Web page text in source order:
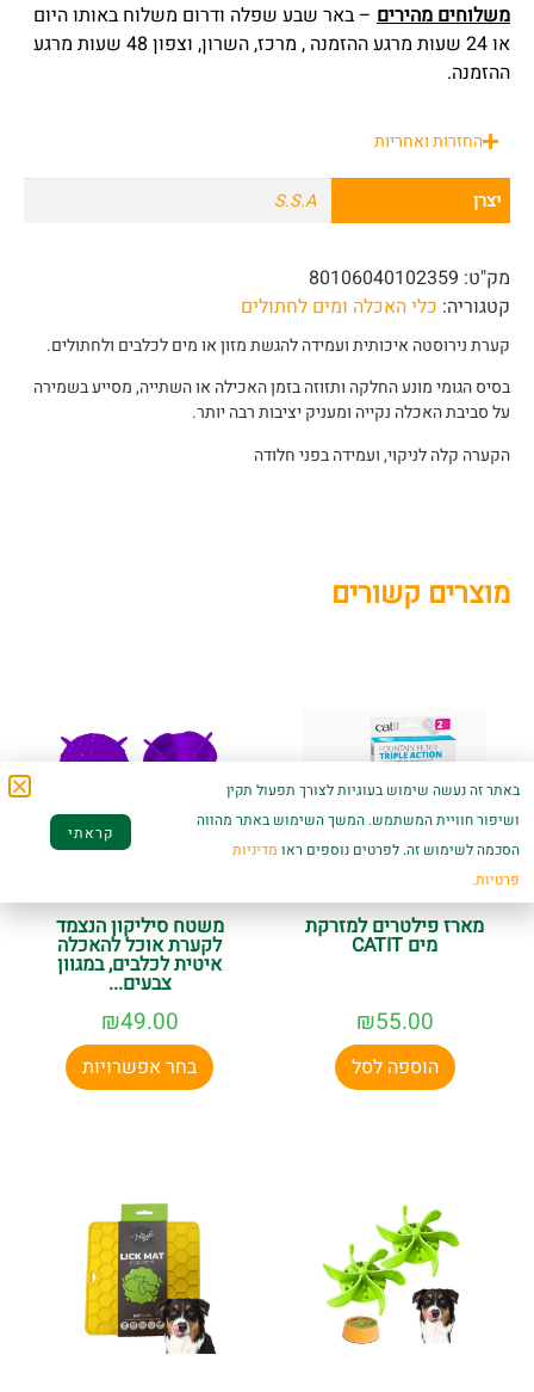
משלוחים מהירים – באר שבע שפלה ודרום משלוח באותו היום
או 24 שעות מרגע ההזמנה , מרכז, השרון, וצפון 48 שעות מרגע
ההזמנה.
החזרות ואחריות
יצרן S.S.A
מק"ט: 80106040102359
קטגוריה: כלי האכלה ומים לחתולים
קערת נירוסטה איכותית ועמידה להגשת מזון או מים לכלבים ולחתולים.
בסיס הגומי מונע החלקה ותזוזה בזמן האכילה או השתייה, מסייע בשמירה
על סביבת האכלה נקייה ומעניק יציבות רבה יותר.
הקערה קלה לניקוי, ועמידה בפני חלודה
מוצרים קשורים
מארז פילטרים למזרקת
מים CATIT
₪55.00
הוספה לסל
משטח סיליקון הנצמד
לקערת אוכל להאכלה
איטית לכלבים, במגוון
צבעים...
₪49.00
בחר אפשרויות
באתר זה נעשה שימוש בעוגיות לצורך תפעול תקין
ושיפור חוויית המשתמש. המשך השימוש באתר מהווה
הסכמה לשימוש זה. לפרטים נוספים ראו מדיניות
פרטיות.
קראתי